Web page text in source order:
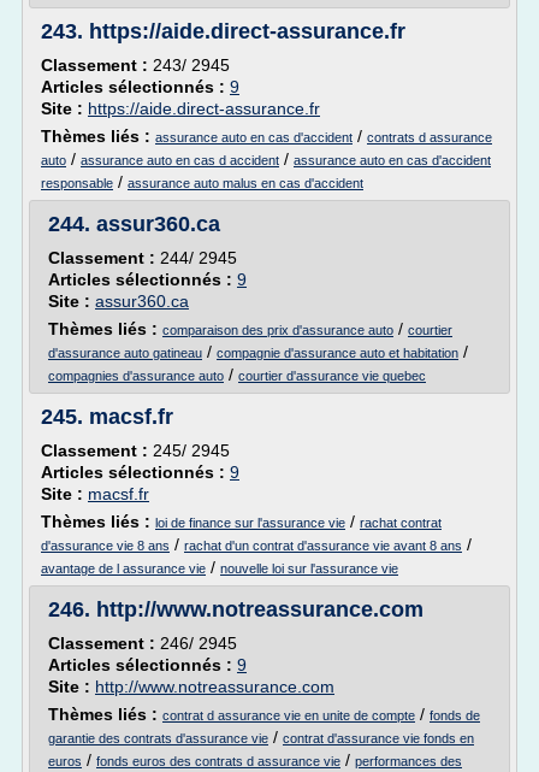
243. https://aide.direct-assurance.fr
Classement : 243/ 2945
Articles sélectionnés : 9
Site : https://aide.direct-assurance.fr
Thèmes liés : assurance auto en cas d'accident / contrats d assurance
auto / assurance auto en cas d accident / assurance auto en cas d'accident
responsable / assurance auto malus en cas d'accident
244. assur360.ca
Classement : 244/ 2945
Articles sélectionnés : 9
Site : assur360.ca
Thèmes liés : comparaison des prix d'assurance auto / courtier
d'assurance auto gatineau / compagnie d'assurance auto et habitation /
compagnies d'assurance auto / courtier d'assurance vie quebec
245. macsf.fr
Classement : 245/ 2945
Articles sélectionnés : 9
Site : macsf.fr
Thèmes liés : loi de finance sur l'assurance vie / rachat contrat
d'assurance vie 8 ans / rachat d'un contrat d'assurance vie avant 8 ans /
avantage de l assurance vie / nouvelle loi sur l'assurance vie
246. http://www.notreassurance.com
Classement : 246/ 2945
Articles sélectionnés : 9
Site : http://www.notreassurance.com
Thèmes liés : contrat d assurance vie en unite de compte / fonds de
garantie des contrats d'assurance vie / contrat d'assurance vie fonds en
euros / fonds euros des contrats d assurance vie / performances des